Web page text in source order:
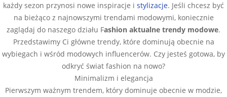
każdy sezon przynosi nowe inspiracje i stylizacje. Jeśli chcesz być
na bieżąco z najnowszymi trendami modowymi, koniecznie
zaglądaj do naszego działu Fashion aktualne trendy modowe.
Przedstawimy Ci główne trendy, które dominują obecnie na
wybiegach i wśród modowych influencerów. Czy jesteś gotowa, by
odkryć świat fashion na nowo?
Minimalizm i elegancja
Pierwszym ważnym trendem, który dominuje obecnie w modzie,